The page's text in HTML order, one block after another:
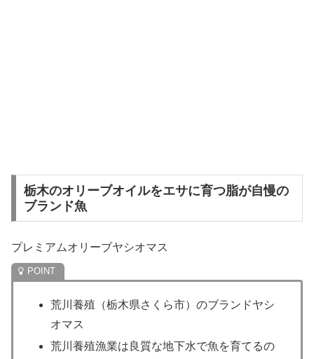
栃木のオリーブオイルをエサに育つ脂が自慢の
ブランド魚
プレミアムオリーブヤシオマス
荒川養殖（栃木県さくら市）のブランドヤシ
オマス
荒川養殖漁業は良質な地下水で魚を育てるの